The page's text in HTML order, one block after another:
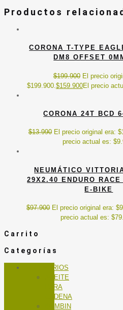
Productos
CORONA T-TYPE
DM8 OFFSET
$199.900 El precio
$199.900. $159.900El precio
CORONA 24T BCD
$13.990 El precio original era:
precio actual es:
NEUMÁTICO
29X2.40 ENDURO
E-BIKE
$97.900 El precio original era:
precio actual es:
Carrito
Categorías
ACCESORIOS
ACEITE
PARA
CADENA
BOMBIN